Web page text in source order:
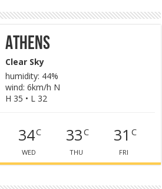
Athens
Clear Sky
humidity: 44%
wind: 6km/h N
H 35 • L 32
34C
WED
33C
THU
31 C
FRI